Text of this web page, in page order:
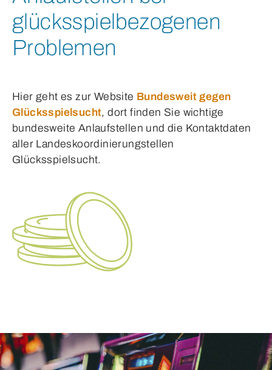
glücksspielbezogenen
Problemen
Hier geht es zur Website Bundesweit gegen
Glücksspielsucht, dort finden Sie wichtige
bundesweite Anlaufstellen und die Kontaktdaten
aller Landeskoordinierungstellen
Glücksspielsucht.